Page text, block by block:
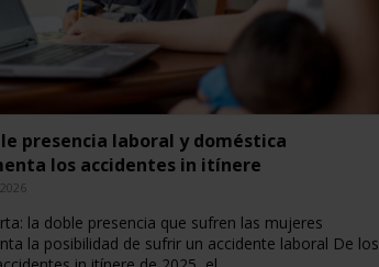
presencia laboral y doméstica
los accidentes in itínere
la doble presencia que sufren las mujeres
la posibilidad de sufrir un accidente laboral De los